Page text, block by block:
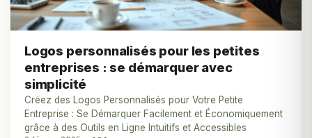
Logos personnalisés pour les petites
entreprises : se démarquer avec
simplicité
Créez des Logos Personnalisés pour Votre Petite
Entreprise : Se Démarquer Facilement et Économiquement
grâce à des Outils en Ligne Intuitifs et Accessibles